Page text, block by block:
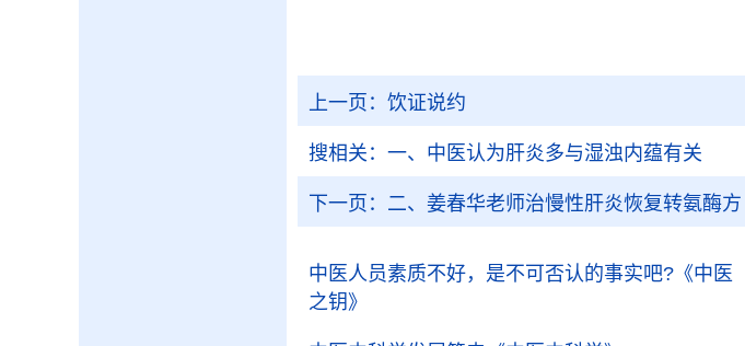
上一页： 饮证说约
搜相关： 一、中医认为肝炎多与湿浊内蕴有关
下一页： 二、姜春华老师治慢性肝炎恢复转氨酶方
中医人员素质不好，是不可否认的事实吧? 《中医
之钥》